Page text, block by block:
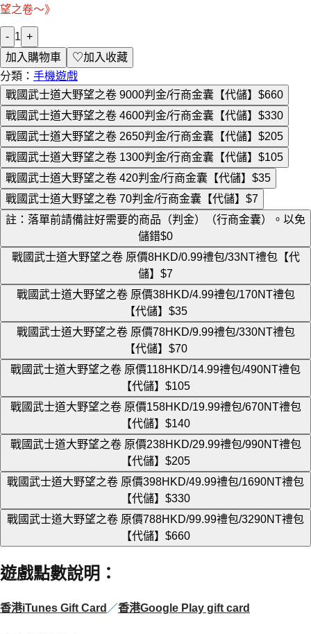
望之卷〜》
- 1 +
加入購物車
♡加入收藏
分類： 手機遊戲
戰國武士道大野望之卷 9000判金/行商金囊【代儲】 $660
戰國武士道大野望之卷 4600判金/行商金囊【代儲】 $330
戰國武士道大野望之卷 2650判金/行商金囊【代儲】 $205
戰國武士道大野望之卷 1300判金/行商金囊【代儲】 $105
戰國武士道大野望之卷 420判金/行商金囊【代儲】 $35
戰國武士道大野望之卷 70判金/行商金囊【代儲】 $7
註：落單前請備註好需要的商品（判金）（行商金囊）。以免
儲錯$0
戰國武士道大野望之卷 原價8HKD/0.99禮包/33NT禮包【代
儲】 $7
戰國武士道大野望之卷 原價38HKD/4.99禮包/170NT禮包
【代儲】 $35
戰國武士道大野望之卷 原價78HKD/9.99禮包/330NT禮包
【代儲】 $70
戰國武士道大野望之卷 原價118HKD/14.99禮包/490NT禮包
【代儲】 $105
戰國武士道大野望之卷 原價158HKD/19.99禮包/670NT禮包
【代儲】 $140
戰國武士道大野望之卷 原價238HKD/29.99禮包/990NT禮包
【代儲】 $205
戰國武士道大野望之卷 原價398HKD/49.99禮包/1690NT禮包
【代儲】 $330
戰國武士道大野望之卷 原價788HKD/99.99禮包/3290NT禮包
【代儲】 $660
遊戲點數說明 ：
香港iTunes Gift Card ／香港Google Play gift card